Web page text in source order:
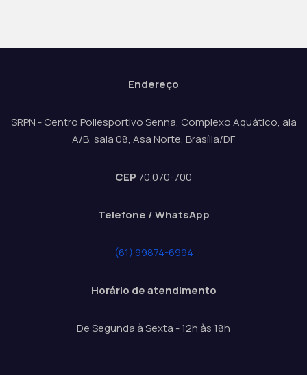
Endereço
SRPN - Centro Poliesportivo Senna, Complexo Aquático, ala
A/B, sala 08, Asa Norte, Brasília/DF
CEP 70.070-700
Telefone / WhatsApp
(61) 99874-6994
Horário de atendimento
De Segunda à Sexta - 12h às 18h